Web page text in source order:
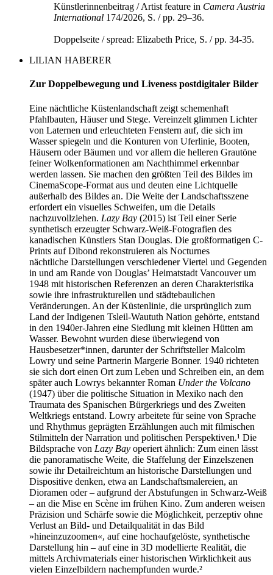
Künstlerinnenbeitrag / Artist feature in Camera Austria
International 174/2026, S. / pp. 29–36.
Doppelseite / spread: Elizabeth Price, S. / pp. 34-35.
LILIAN HABERER
Zur Doppelbewegung und Liveness postdigitaler Bilder
Eine nächtliche Küstenlandschaft zeigt schemenhaft
Pfahlbauten, Häuser und Stege. Vereinzelt glimmen Lichter
von Laternen und erleuchteten Fenstern auf, die sich im
Wasser spiegeln und die Konturen von Uferlinie, Booten,
Häusern oder Bäumen und vor allem die helleren Grautöne
feiner Wolkenformationen am Nachthimmel erkennbar
werden lassen. Sie machen den größten Teil des Bildes im
CinemaScope-Format aus und deuten eine Lichtquelle
außerhalb des Bildes an. Die Weite der Landschaftsszene
erfordert ein visuelles Schweifen, um die Details
nachzuvollziehen. Lazy Bay (2015) ist Teil einer Serie
synthetisch erzeugter Schwarz-Weiß-Fotografien des
kanadischen Künstlers Stan Douglas. Die großformatigen C-
Prints auf Dibond rekonstruieren als Nocturnes
nächtliche Darstellungen verschiedener Viertel und Gegenden
in und am Rande von Douglas’ Heimatstadt Vancouver um
1948 mit historischen Referenzen an deren Charakteristika
sowie ihre infrastrukturellen und städtebaulichen
Veränderungen. An der Küstenlinie, die ursprünglich zum
Land der Indigenen Tsleil-Waututh Nation gehörte, entstand
in den 1940er-Jahren eine Siedlung mit kleinen Hütten am
Wasser. Bewohnt wurden diese überwiegend von
Hausbesetzer*innen, darunter der Schriftsteller Malcolm
Lowry und seine Partnerin Margerie Bonner. 1940 richteten
sie sich dort einen Ort zum Leben und Schreiben ein, an dem
später auch Lowrys bekannter Roman Under the Volcano
(1947) über die politische Situation in Mexiko nach den
Traumata des Spanischen Bürgerkriegs und des Zweiten
Weltkriegs entstand. Lowry arbeitete für seine von Sprache
und Rhythmus geprägten Erzählungen auch mit filmischen
Stilmitteln der Narration und politischen Perspektiven.¹ Die
Bildsprache von Lazy Bay operiert ähnlich: Zum einen lässt
die panoramatische Weite, die Staffelung der Einzelszenen
sowie ihr Detailreichtum an historische Darstellungen und
Dispositive denken, etwa an Landschaftsmalereien, an
Dioramen oder – aufgrund der Abstufungen in Schwarz-Weiß
– an die Mise en Scène im frühen Kino. Zum anderen weisen
Präzision und Schärfe sowie die Möglichkeit, perzeptiv ohne
Verlust an Bild- und Detailqualität in das Bild
»hineinzuzoomen«, auf eine hochaufgelöste, synthetische
Darstellung hin – auf eine in 3D modellierte Realität, die
mittels Archivmaterials einer historischen Wirklichkeit aus
vielen Einzelbildern nachempfunden wurde.²